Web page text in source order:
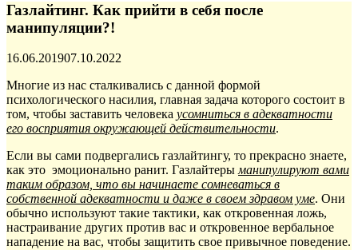
Газлайтинг. Как прийти в себя после
манипуляции?!
Опубликовано
16.06.201907.10.2022
Многие из нас сталкивались с данной формой
психологического насилия, главная задача которого состоит в
том, чтобы заставить человека усомниться в адекватности
его восприятия окружающей действительности.
Если вы сами подвергались газлайтингу, то прекрасно знаете,
как это эмоционально ранит. Газлайтеры манипулируют вами
таким образом, что вы начинаете сомневаться в
собственной адекватности и даже в своем здравом уме. Они
обычно используют такие тактики, как откровенная ложь,
настраивание других против вас и откровенное вербальное
нападение на вас, чтобы защитить свое привычное поведение.